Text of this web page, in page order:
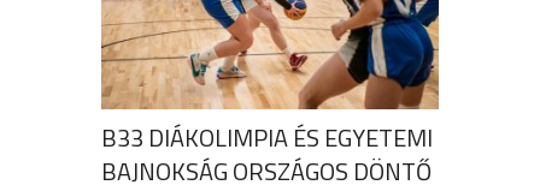
B33 DIÁKOLIMPIA ÉS EGYETEMI
BAJNOKSÁG ORSZÁGOS DÖNTŐ